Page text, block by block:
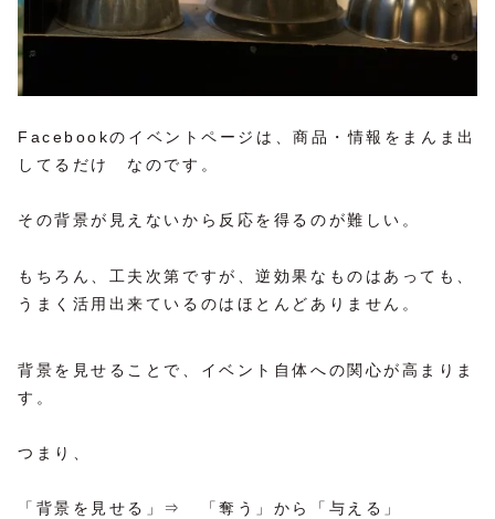
Facebookのイベントページは、商品・情報をまんま出
してるだけ なのです。
その背景が見えないから反応を得るのが難しい。
もちろん、工夫次第ですが、逆効果なものはあっても、
うまく活用出来ているのはほとんどありません。
背景を見せることで、イベント自体への関心が高まりま
す。
つまり、
「背景を見せる」⇒ 「奪う」から「与える」